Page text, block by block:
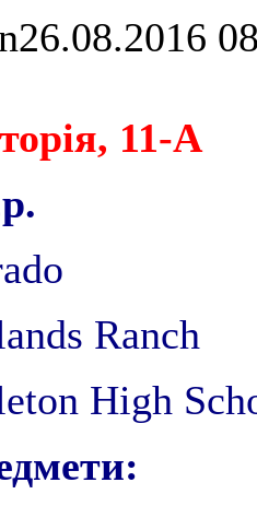
26.08.2016
11-А
Ranch
High